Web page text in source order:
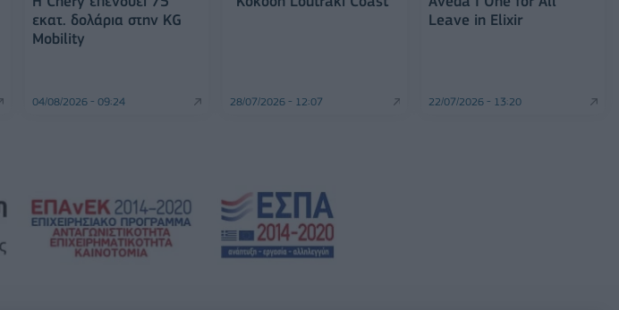
εκατ. δολάρια στην KG
Mobility
04/08/2026 - 09:24 28/07/2026 - 12:07
Leave in Elixir
22/07/2026 - 13:20